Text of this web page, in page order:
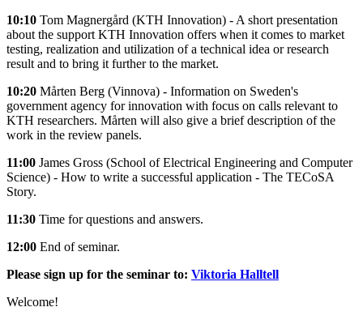
10:10 Tom Magnergård (KTH Innovation) - A short presentation
about the support KTH Innovation offers when it comes to market
testing, realization and utilization of a technical idea or research
result and to bring it further to the market.
10:20 Mårten Berg (Vinnova) - Information on Sweden's
government agency for innovation with focus on calls relevant to
KTH researchers. Mårten will also give a brief description of the
work in the review panels.
11:00 James Gross (School of Electrical Engineering and Computer
Science) - How to write a successful application - The TECoSA
Story.
11:30 Time for questions and answers.
12:00 End of seminar.
Please sign up for the seminar to: Viktoria Halltell
Welcome!